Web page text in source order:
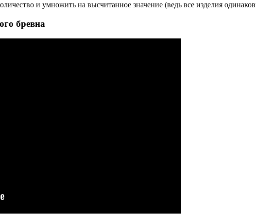
и умножить на высчитанное значение (ведь все изделия
бревна